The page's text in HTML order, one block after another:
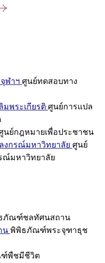
ฬาฯ ศูนย์ทดสอบทาง
มพระเกียรติ ศูนย์การแปล
นย์กฎหมายเพื่อประชาชน
งกรณ์มหาวิทยาลัย ศูนย์
ณ์มหาวิทยาลัย
ภัณฑ์ชลทัศนสถาน
น พิพิธภัณฑ์พระจุฑาธุช
พืชมีชีวิต